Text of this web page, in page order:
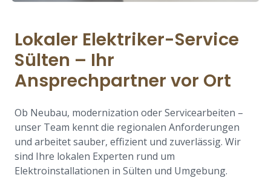
Lokaler Elektriker-Service
Sülten – Ihr
Ansprechpartner vor Ort
Ob Neubau, modernization oder Servicearbeiten –
unser Team kennt die regionalen Anforderungen
und arbeitet sauber, effizient und zuverlässig. Wir
sind Ihre lokalen Experten rund um
Elektroinstallationen in Sülten und Umgebung.